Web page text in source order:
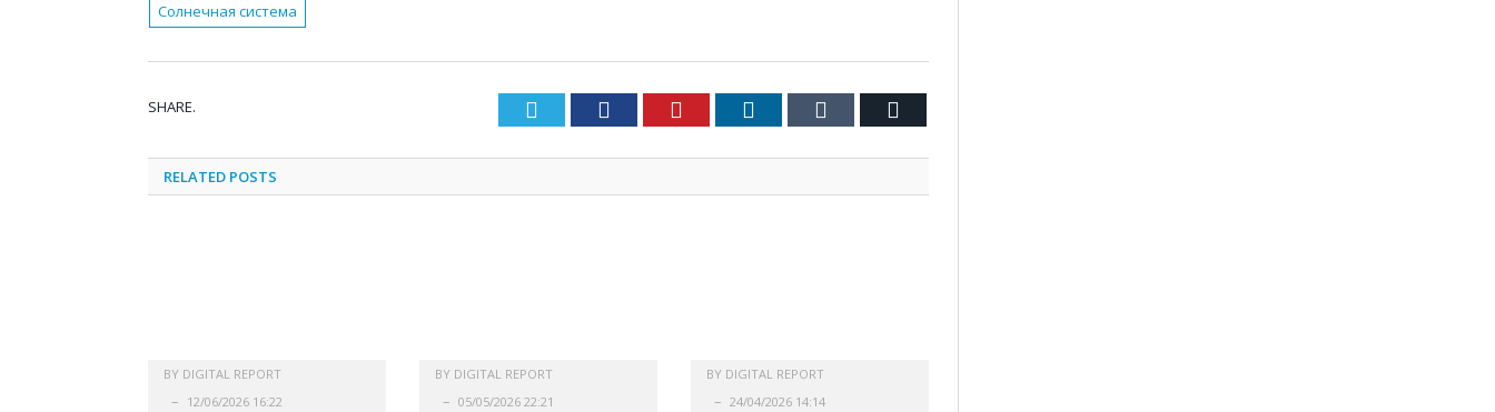
Солнечная система
SHARE. Twitter Facebook Pinterest LinkedIn Tumblr
RELATED POSTS
BY DIGITAL REPORT
12/06/2026 16:22
BY DIGITAL REPORT
05/05/2026 22:21
BY DIGITAL REPORT
24/04/2026 14:14